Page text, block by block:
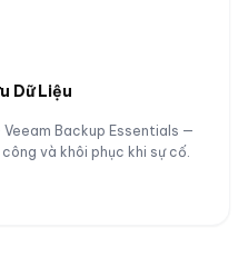
Dữ Liệu
Backup Essentials —
và khôi phục khi sự cố.